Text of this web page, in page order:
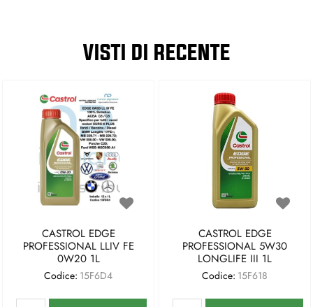
VISTI DI RECENTE
CASTROL EDGE
PROFESSIONAL LLIV FE
0W20 1L
Codice: 15F6D4
CASTROL EDGE
PROFESSIONAL 5W30
LONGLIFE III 1L
Codice: 15F618